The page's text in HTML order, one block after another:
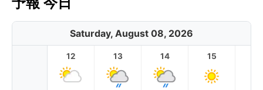
Saturday, August 08, 2026
12 13 14 15